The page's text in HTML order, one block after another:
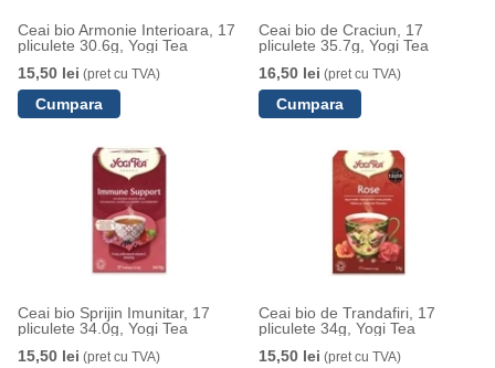
Ceai bio Armonie Interioara, 17
pliculete 30.6g, Yogi Tea
15,50 lei (pret cu TVA)
Ceai bio de Craciun, 17
pliculete 35.7g, Yogi Tea
16,50 lei (pret cu TVA)
Ceai bio Sprijin Imunitar, 17
pliculete 34.0g, Yogi Tea
15,50 lei (pret cu TVA)
Ceai bio de Trandafiri, 17
pliculete 34g, Yogi Tea
15,50 lei (pret cu TVA)